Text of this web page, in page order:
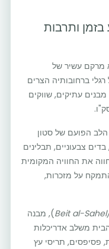
בזמן ותרבות
מרקם עשיר של
רגלי ברחובותיה הצרים
עתיקים, שווקים
הפועם של סטון
צבעוניים, תבלינים
את החוויה המקומית
על מזכרות,
Beit al-), מבנה
משלב אדריכלות
פסיפסים, תריסי עץ